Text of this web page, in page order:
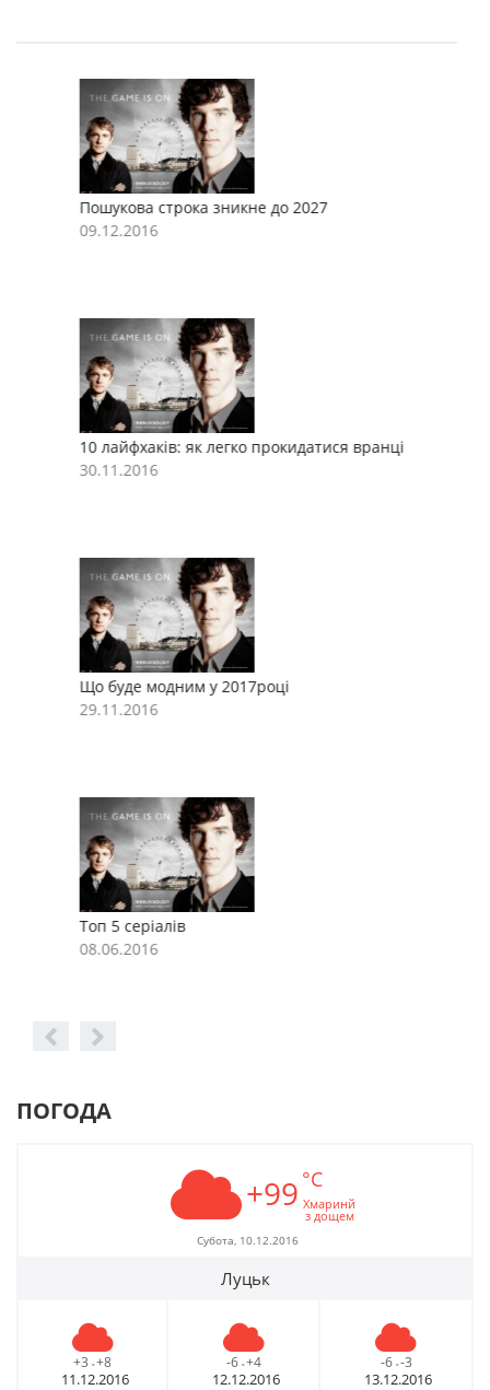
Пошукова строка зникне до 2027
09.12.2016
10 лайфхаків: як легко прокидатися вранці
30.11.2016
Що буде модним у 2017році
29.11.2016
Топ 5 серіалів
08.06.2016
ПОГОДА
+99 °C
Хмаринй
з дощем
Субота, 10.12.2016
Луцьк
+3 - +8
11.12.2016
-6 - +4
12.12.2016
-6 - -3
13.12.2016